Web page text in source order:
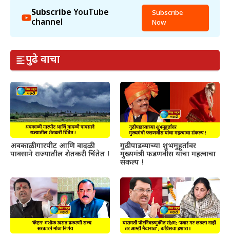
Subscribe YouTube
channel
Subscribe
Now
पुढे वाचा
अवकाळी गारपीट आणि वादळी
पावसाने राज्यातील शेतकरी चिंतेत !
गुढीपाडव्याच्या शुभमुहूर्तावर
मुख्यमंत्री फडणवीस यांचा महत्वाचा
संकल्प !